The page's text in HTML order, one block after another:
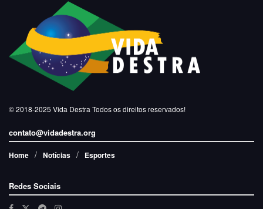
© 2018-2025 Vida Destra Todos os direitos reservados!
contato@vidadestra.org
Home Notícias Esportes
Redes Sociais